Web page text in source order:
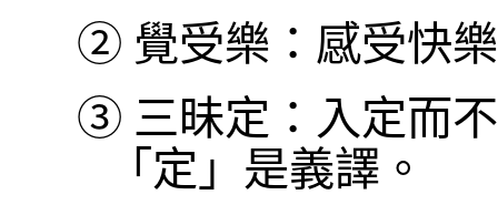
② 覺受樂：感受快
③ 三昧定：入定而
「定」是義譯。